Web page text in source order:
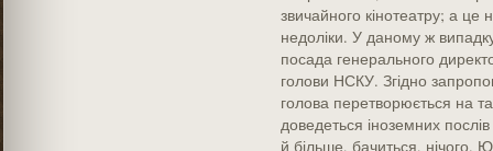
звичайного кінотеатру; а це
недоліки. У даному ж
посада генерального
голови НСКУ. Згідно
голова перетворюється на
доведеться іноземних
й більше, бачиться,